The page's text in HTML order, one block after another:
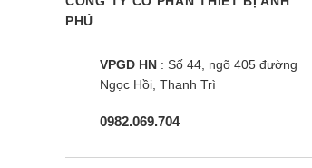
PHÚ
VPGD HN : Số 44, ngõ 405 đường
Ngọc Hồi, Thanh Trì
0982.069.704